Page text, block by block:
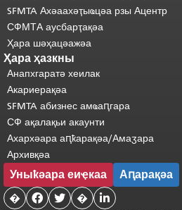
SFMTA Ахәаахәҭыҩцәа рзы Ацентр
СФМТА аусбарҭақәа
Ҳара шәҳацәажәа
Ҳара ҳазкны
Анапхгаратә хеилак
Акариерақәа
SFMTA абизнес амҩаԥгара
СФ ақалақьи акаунти
Ахархәара аԥҟарақәа/Амаӡара
Архивқәа
Уныҟәара еиҿкаа Аԥарақәа
�   � 